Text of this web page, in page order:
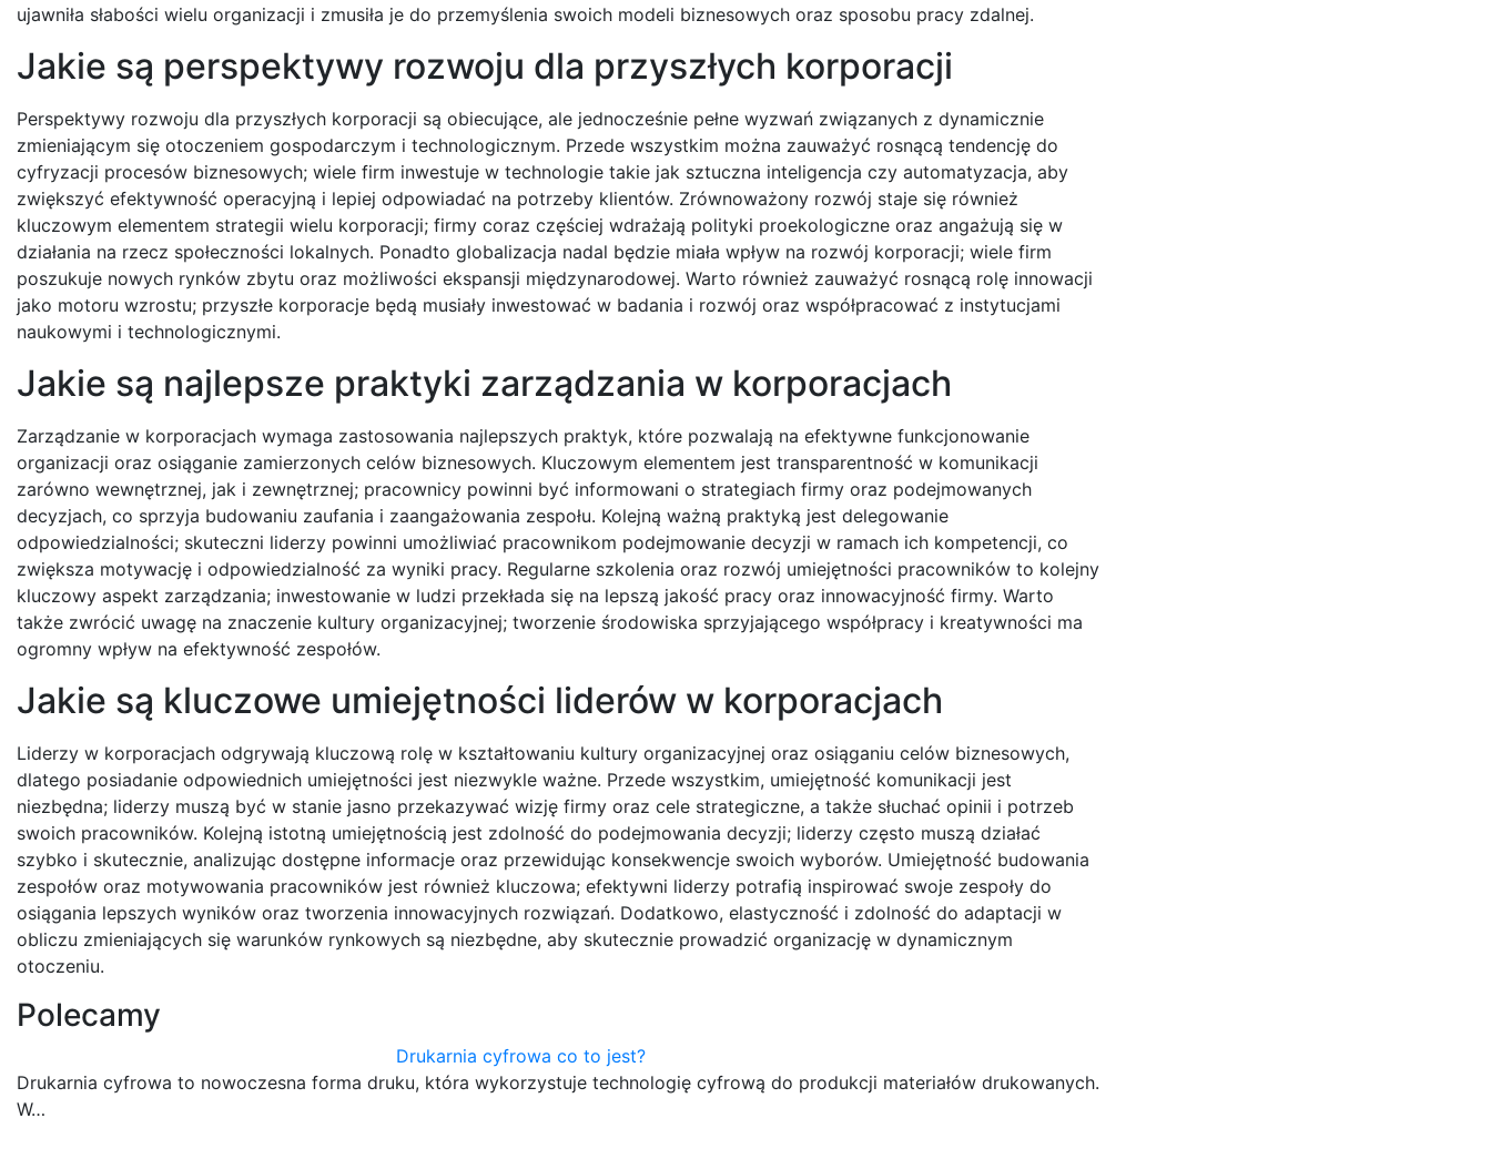
ujawniła słabości wielu organizacji i zmusiła je do przemyślenia swoich modeli biznesowych oraz sposobu pracy zdalnej.
Jakie są perspektywy rozwoju dla przyszłych korporacji
Perspektywy rozwoju dla przyszłych korporacji są obiecujące, ale jednocześnie pełne wyzwań związanych z dynamicznie
zmieniającym się otoczeniem gospodarczym i technologicznym. Przede wszystkim można zauważyć rosnącą tendencję do
cyfryzacji procesów biznesowych; wiele firm inwestuje w technologie takie jak sztuczna inteligencja czy automatyzacja, aby
zwiększyć efektywność operacyjną i lepiej odpowiadać na potrzeby klientów. Zrównoważony rozwój staje się również
kluczowym elementem strategii wielu korporacji; firmy coraz częściej wdrażają polityki proekologiczne oraz angażują się w
działania na rzecz społeczności lokalnych. Ponadto globalizacja nadal będzie miała wpływ na rozwój korporacji; wiele firm
poszukuje nowych rynków zbytu oraz możliwości ekspansji międzynarodowej. Warto również zauważyć rosnącą rolę innowacji
jako motoru wzrostu; przyszłe korporacje będą musiały inwestować w badania i rozwój oraz współpracować z instytucjami
naukowymi i technologicznymi.
Jakie są najlepsze praktyki zarządzania w korporacjach
Zarządzanie w korporacjach wymaga zastosowania najlepszych praktyk, które pozwalają na efektywne funkcjonowanie
organizacji oraz osiąganie zamierzonych celów biznesowych. Kluczowym elementem jest transparentność w komunikacji
zarówno wewnętrznej, jak i zewnętrznej; pracownicy powinni być informowani o strategiach firmy oraz podejmowanych
decyzjach, co sprzyja budowaniu zaufania i zaangażowania zespołu. Kolejną ważną praktyką jest delegowanie
odpowiedzialności; skuteczni liderzy powinni umożliwiać pracownikom podejmowanie decyzji w ramach ich kompetencji, co
zwiększa motywację i odpowiedzialność za wyniki pracy. Regularne szkolenia oraz rozwój umiejętności pracowników to kolejny
kluczowy aspekt zarządzania; inwestowanie w ludzi przekłada się na lepszą jakość pracy oraz innowacyjność firmy. Warto
także zwrócić uwagę na znaczenie kultury organizacyjnej; tworzenie środowiska sprzyjającego współpracy i kreatywności ma
ogromny wpływ na efektywność zespołów.
Jakie są kluczowe umiejętności liderów w korporacjach
Liderzy w korporacjach odgrywają kluczową rolę w kształtowaniu kultury organizacyjnej oraz osiąganiu celów biznesowych,
dlatego posiadanie odpowiednich umiejętności jest niezwykle ważne. Przede wszystkim, umiejętność komunikacji jest
niezbędna; liderzy muszą być w stanie jasno przekazywać wizję firmy oraz cele strategiczne, a także słuchać opinii i potrzeb
swoich pracowników. Kolejną istotną umiejętnością jest zdolność do podejmowania decyzji; liderzy często muszą działać
szybko i skutecznie, analizując dostępne informacje oraz przewidując konsekwencje swoich wyborów. Umiejętność budowania
zespołów oraz motywowania pracowników jest również kluczowa; efektywni liderzy potrafią inspirować swoje zespoły do
osiągania lepszych wyników oraz tworzenia innowacyjnych rozwiązań. Dodatkowo, elastyczność i zdolność do adaptacji w
obliczu zmieniających się warunków rynkowych są niezbędne, aby skutecznie prowadzić organizację w dynamicznym
otoczeniu.
Polecamy
Drukarnia cyfrowa co to jest?
Drukarnia cyfrowa to nowoczesna forma druku, która wykorzystuje technologię cyfrową do produkcji materiałów drukowanych.
W…